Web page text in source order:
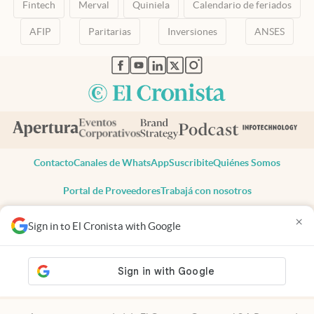
Sign in to El Cronista with Google ×
Fintech Merval Quiniela Calendario de feriados
AFIP Paritarias Inversiones ANSES
abre en nueva pestaña
abre en nueva pestaña
abre en nueva pestaña
abre en nueva pestaña
abre en nueva pestaña
ContactoCanales de WhatsAppSuscribiteQuiénes Somos
Portal de ProveedoresTrabajá con nosotros
Todos los derechos reservados
Privacidad
Consentimiento
Tel:+54 11 7078-3270